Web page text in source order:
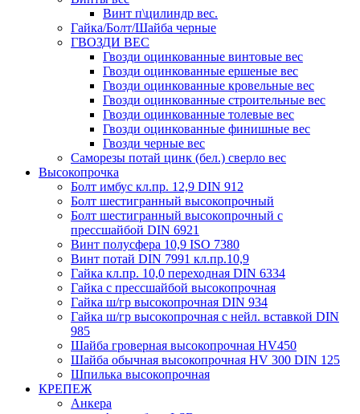
Винт п\цилиндр вес.
Гайка/Болт/Шайба черные
ГВОЗДИ ВЕС
Гвозди оцинкованные винтовые вес
Гвозди оцинкованные ершеные вес
Гвозди оцинкованные кровельные вес
Гвозди оцинкованные строительные вес
Гвозди оцинкованные толевые вес
Гвозди оцинкованные финишные вес
Гвозди черные вес
Саморезы потай цинк (бел.) сверло вес
Высокопрочка
Болт имбус кл.пр. 12,9 DIN 912
Болт шестигранный высокопрочный
Болт шестигранный высокопрочный с
прессшайбой DIN 6921
Винт полусфера 10,9 ISO 7380
Винт потай DIN 7991 кл.пр.10,9
Гайка кл.пр. 10,0 переходная DIN 6334
Гайка с прессшайбой высокопрочная
Гайка ш/гр высокопрочная DIN 934
Гайка ш/гр высокопрочная с нейл. вставкой DIN
985
Шайба гроверная высокопрочная HV450
Шайба обычная высокопрочная HV 300 DIN 125
Шпилька высокопрочная
КРЕПЕЖ
Анкера